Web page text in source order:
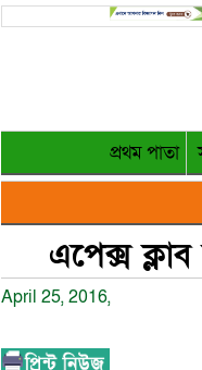
প্রথম পাতা
এপেক্স
April 25, 2016,